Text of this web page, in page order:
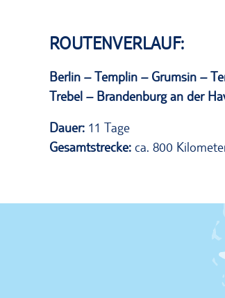
ROUTENVERLAUF:
Berlin – Templin – Grumsin –
Trebel – Brandenburg an der
Dauer: 11 Tage
Gesamtstrecke: ca. 800